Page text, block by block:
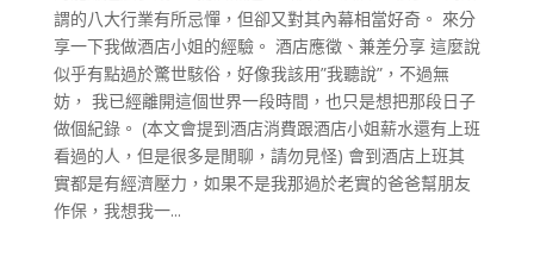
謂的八大行業有所忌憚，但卻又對其內幕相當好奇。 來分
享一下我做酒店小姐的經驗。 酒店應徵、兼差分享 這麼說
似乎有點過於驚世駭俗，好像我該用”我聽說”，不過無
妨， 我已經離開這個世界一段時間，也只是想把那段日子
做個紀錄。 (本文會提到酒店消費跟酒店小姐薪水還有上班
看過的人，但是很多是閒聊，請勿見怪) 會到酒店上班其
實都是有經濟壓力，如果不是我那過於老實的爸爸幫朋友
作保，我想我一...